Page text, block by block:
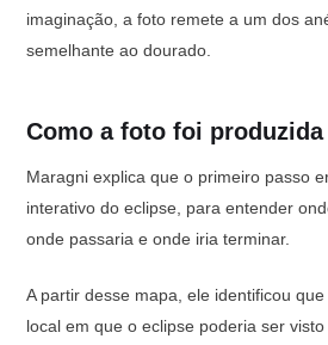
imaginação, a foto remete a um dos
semelhante ao dourado.
Como a foto foi produzida
Maragni explica que o primeiro passo
interativo do eclipse, para entender
onde passaria e onde iria terminar.
A partir desse mapa, ele identificou
local em que o eclipse poderia ser